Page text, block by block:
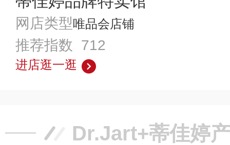
网店类型唯品会店铺
推荐指数 712
进店逛一逛
Dr.Jart+蒂佳婷